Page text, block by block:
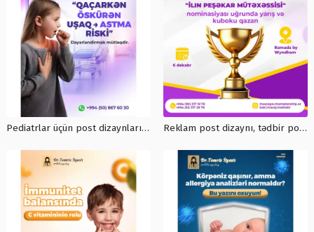
Pediatrlar üçün post dizaynları,
dizaynları, post dizayn sifarişi,
poster qiymətləri
Reklam post dizaynı, tədbir post
instagram post dizaynı,
facebook post dizayni